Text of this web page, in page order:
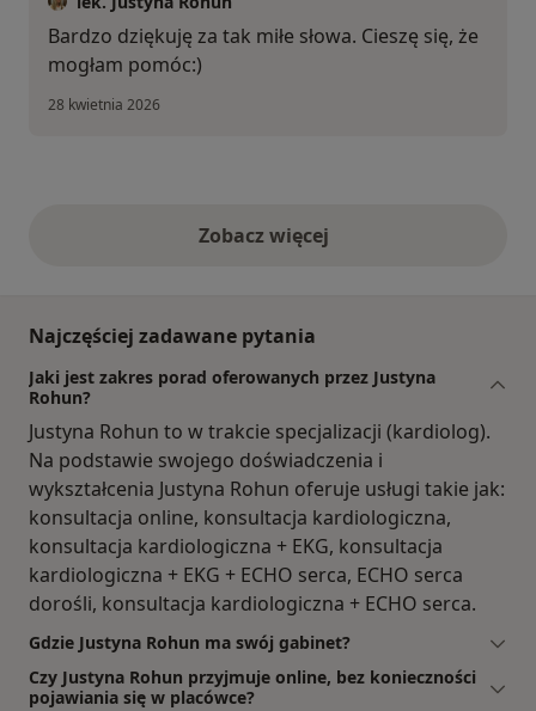
Bardzo dziękuję za tak miłe słowa. Cieszę się, że
mogłam pomóc:)
28 kwietnia 2026
Zobacz więcejopinie powyżej
Najczęściej zadawane pytania
Jaki jest zakres porad oferowanych przez Justyna
Rohun?
Justyna Rohun to w trakcie specjalizacji (kardiolog).
Na podstawie swojego doświadczenia i
wykształcenia Justyna Rohun oferuje usługi takie jak:
konsultacja online, konsultacja kardiologiczna,
konsultacja kardiologiczna + EKG, konsultacja
kardiologiczna + EKG + ECHO serca, ECHO serca
dorośli, konsultacja kardiologiczna + ECHO serca.
Gdzie Justyna Rohun ma swój gabinet?
Czy Justyna Rohun przyjmuje online, bez konieczności
pojawiania się w placówce?